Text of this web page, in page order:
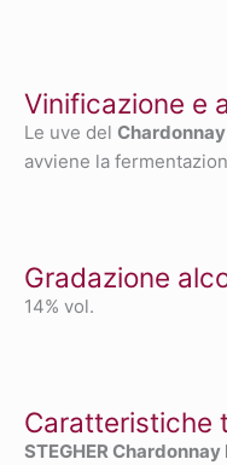
Vinificazione e
Le uve del
avviene la
Gradazione
14% vol.
Caratteristiche
STEGHER Chardonnay